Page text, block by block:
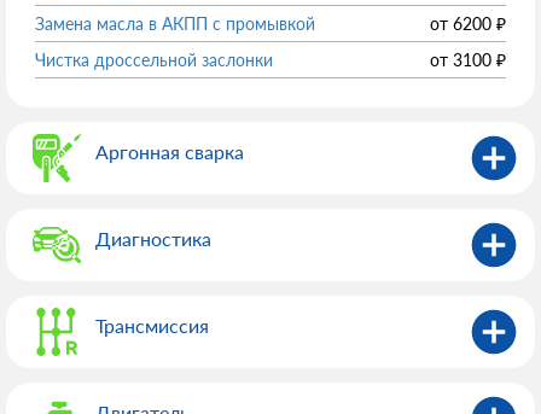
Замена масла в АКПП с промывкой
от 6200 ₽
Чистка дроссельной заслонки
от 3100 ₽
Аргонная сварка
Диагностика
Трансмиссия